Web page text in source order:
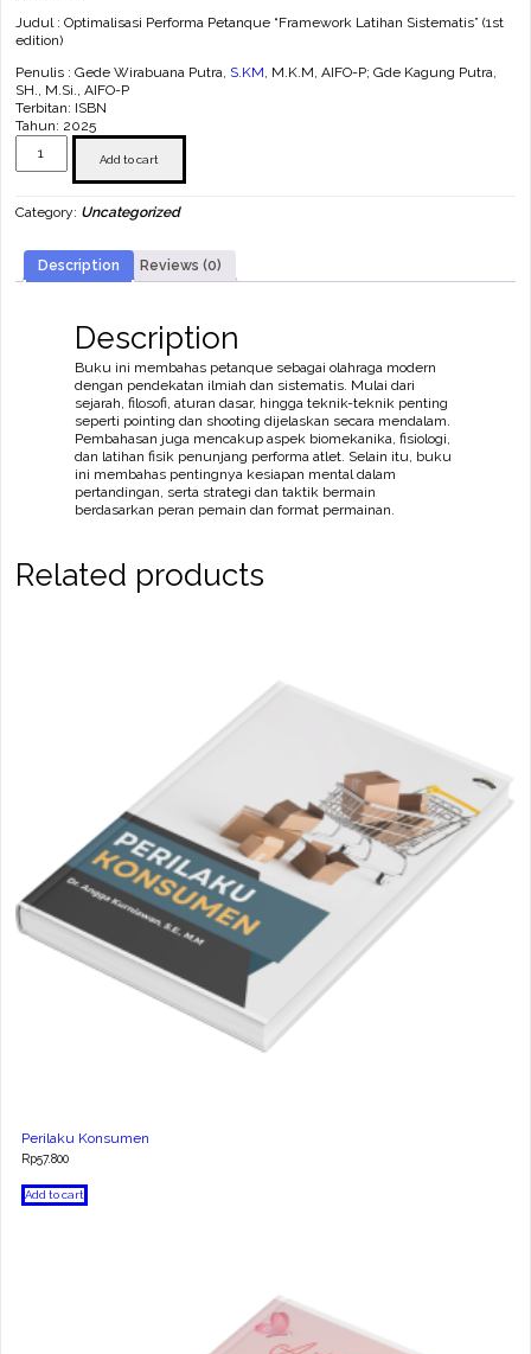
Judul : Optimalisasi Performa Petanque “Framework Latihan Sistematis” (1st
edition)
Penulis : Gede Wirabuana Putra, S.KM, M.K.M, AIFO-P; Gde Kagung Putra,
SH., M.Si., AIFO-P
Terbitan: ISBN
Tahun: 2025
Optimalisasi
Performa
Petanque
Latihan
(1st
edition)
quantity
Add to cart
Category: Uncategorized
Description Reviews (0)
Description
Buku ini membahas petanque sebagai olahraga modern
dengan pendekatan ilmiah dan sistematis. Mulai dari
sejarah, filosofi, aturan dasar, hingga teknik-teknik penting
seperti pointing dan shooting dijelaskan secara mendalam.
Pembahasan juga mencakup aspek biomekanika, fisiologi,
dan latihan fisik penunjang performa atlet. Selain itu, buku
ini membahas pentingnya kesiapan mental dalam
pertandingan, serta strategi dan taktik bermain
berdasarkan peran pemain dan format permainan.
Related products
Perilaku Konsumen
Rp57.800
Add to cart